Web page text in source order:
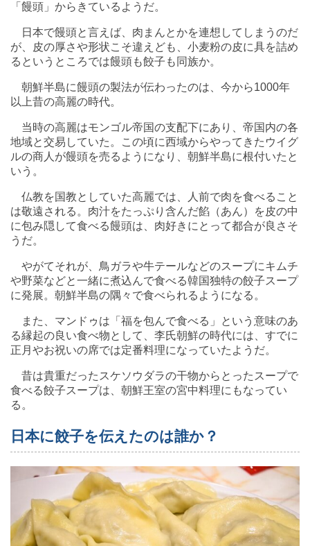
「饅頭」からきているようだ。
日本で饅頭と言えば、肉まんとかを連想してしまうのだ
が、皮の厚さや形状こそ違えども、小麦粉の皮に具を詰め
るというところでは饅頭も餃子も同族か。
朝鮮半島に饅頭の製法が伝わったのは、今から1000年
以上昔の高麗の時代。
当時の高麗はモンゴル帝国の支配下にあり、帝国内の各
地域と交易していた。この頃に西域からやってきたウイグ
ルの商人が饅頭を売るようになり、朝鮮半島に根付いたと
いう。
仏教を国教としていた高麗では、人前で肉を食べること
は敬遠される。肉汁をたっぷり含んだ餡（あん）を皮の中
に包み隠して食べる饅頭は、肉好きにとって都合が良さそ
うだ。
やがてそれが、鳥ガラや牛テールなどのスープにキムチ
や野菜などと一緒に煮込んで食べる韓国独特の餃子スープ
に発展。朝鮮半島の隅々で食べられるようになる。
また、マンドゥは「福を包んで食べる」という意味のあ
る縁起の良い食べ物として、李氏朝鮮の時代には、すでに
正月やお祝いの席では定番料理になっていたようだ。
昔は貴重だったスケソウダラの干物からとったスープで
食べる餃子スープは、朝鮮王室の宮中料理にもなってい
る。
日本に餃子を伝えたのは誰か？